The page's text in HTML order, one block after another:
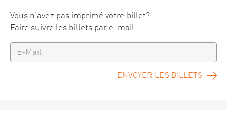
Vous n’avez pas imprimé votre billet?
Faire suivre les billets par e-mail
ENVOYER LES BILLETS